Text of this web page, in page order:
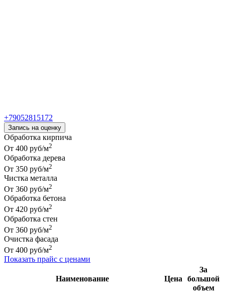
Запись на оценку
Обработка кирпича
От 400 руб/м2
Обработка дерева
От 350 руб/м2
Чистка металла
От 360 руб/м2
Обработка бетона
От 420 руб/м2
Обработка стен
От 360 руб/м2
Очистка фасада
От 400 руб/м2
Показать прайс с ценами
Наименование Цена
За
большой
объем